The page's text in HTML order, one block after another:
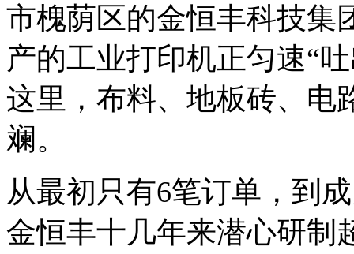
市槐荫区的金恒丰科技集
产的工业打印机正匀速“
这里，布料、地板砖、电
斓。
从最初只有6笔订单，到
金恒丰十几年来潜心研制